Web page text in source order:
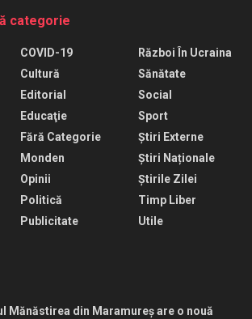
categorie
COVID-19
Cultură
Editorial
Educaţie
Fără Categorie
Monden
Opinii
Politică
Publicitate
Război În Ucraina
Sănătate
Social
Sport
Știri Externe
Știri Naționale
Știrile Zilei
Timp Liber
Utile
Mănăstirea din Maramureș are o nouă